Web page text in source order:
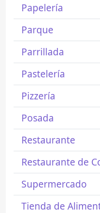
Papelería
Parque
Parrillada
Pastelería
Pizzería
Posada
Restaurante
Restaurante de
Supermercado
Tienda de